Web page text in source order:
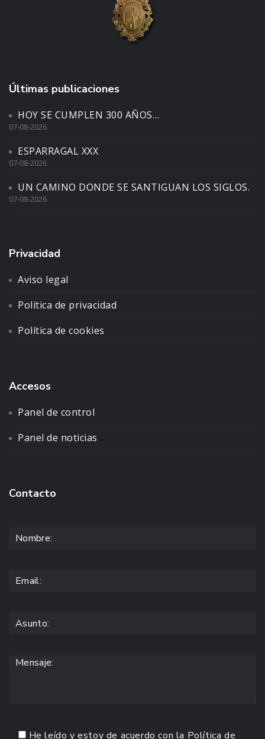
Últimas publicaciones
HOY SE CUMPLEN 300 AÑOS…
07-08-2026
ESPARRAGAL XXX
07-08-2026
UN CAMINO DONDE SE SANTIGUAN LOS SIGLOS.
07-08-2026
Privacidad
Aviso legal
Política de privacidad
Política de cookies
Accesos
Panel de control
Panel de noticias
Contacto
He leído y estoy de acuerdo con la Política de